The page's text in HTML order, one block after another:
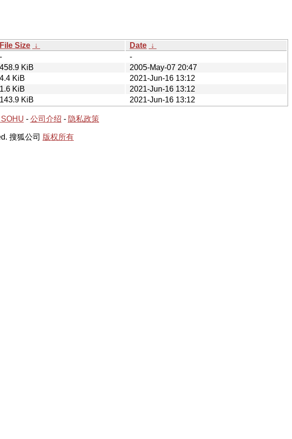
File Size ↓ Date ↓
-
-
458.9 KiB
2005-May-07 20:47
4.4 KiB
2021-Jun-16 13:12
1.6 KiB
2021-Jun-16 13:12
143.9 KiB 2021-Jun-16 13:12
- 公司介绍 - 隐私政策
搜狐公司 版权所有